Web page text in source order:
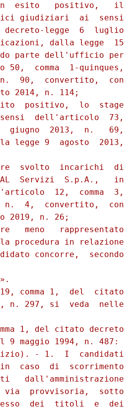
esito   positivo,   il
giudiziari  ai  sensi
decreto-legge  6  luglio
dalla legge  15
parte dell'ufficio per
50,  comma  1-quinques,
90,  convertito,  con
2014, n. 114;
positivo,  lo  stage
dell'articolo  73,
giugno  2013,  n.   69,
legge 9  agosto  2013,
svolto  incarichi  di
Servizi  S.p.A.,   in
12,  comma  3,
n.  4,  convertito,  con
2019, n. 26;
meno   rappresentato
procedura in relazione
concorre,  secondo
comma 1,  del  citato
n. 297, si  veda  nelle
1, del citato decreto
9 maggio 1994, n. 487:
- 1.  I  candidati
caso  di  scorrimento
dall'amministrazione
via  provvisoria,  sotto
dei  titoli  e  dei